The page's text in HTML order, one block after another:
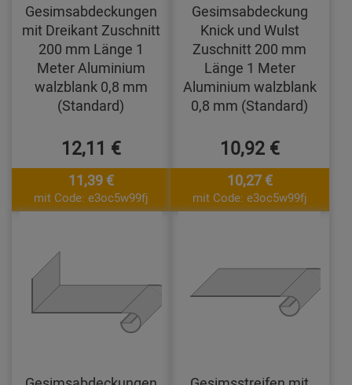
Gesimsabdeckungen
mit Dreikant Zuschnitt
200 mm Länge 1
Meter Aluminium
walzblank 0,8 mm
(Standard)
12,11 €
11,39 €
mit Code: e3oc5w99fj
Gesimsabdeckung
Knick und Wulst
Zuschnitt 200 mm
Länge 1 Meter
Aluminium walzblank
0,8 mm (Standard)
10,92 €
10,27 €
mit Code: e3oc5w99fj